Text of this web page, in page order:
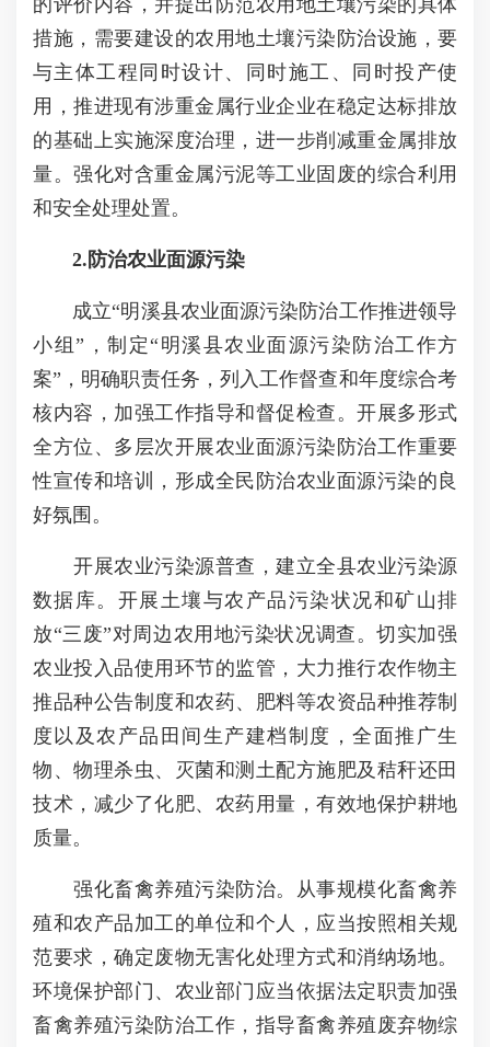
的评价内容，并提出防范农用地土壤污染的具体
措施，需要建设的农用地土壤污染防治设施，要
与主体工程同时设计、同时施工、同时投产使
用，推进现有涉重金属行业企业在稳定达标排放
的基础上实施深度治理，进一步削减重金属排放
量。强化对含重金属污泥等工业固废的综合利用
和安全处理处置。
2.防治农业面源污染
成立“明溪县农业面源污染防治工作推进领导
小组”，制定“明溪县农业面源污染防治工作方
案”，明确职责任务，列入工作督查和年度综合考
核内容，加强工作指导和督促检查。开展多形式
全方位、多层次开展农业面源污染防治工作重要
性宣传和培训，形成全民防治农业面源污染的良
好氛围。
开展农业污染源普查，建立全县农业污染源
数据库。开展土壤与农产品污染状况和矿山排
放“三废”对周边农用地污染状况调查。切实加强
农业投入品使用环节的监管，大力推行农作物主
推品种公告制度和农药、肥料等农资品种推荐制
度以及农产品田间生产建档制度，全面推广生
物、物理杀虫、灭菌和测土配方施肥及秸秆还田
技术，减少了化肥、农药用量，有效地保护耕地
质量。
强化畜禽养殖污染防治。从事规模化畜禽养
殖和农产品加工的单位和个人，应当按照相关规
范要求，确定废物无害化处理方式和消纳场地。
环境保护部门、农业部门应当依据法定职责加强
畜禽养殖污染防治工作，指导畜禽养殖废弃物综